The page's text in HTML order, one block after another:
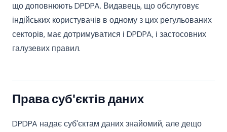
що доповнюють DPDPA. Видавець, що обслуговує
індійських користувачів в одному з цих регульованих
секторів, має дотримуватися і DPDPA, і застосовних
галузевих правил.
Права суб'єктів даних
DPDPA надає суб'єктам даних знайомий, але дещо